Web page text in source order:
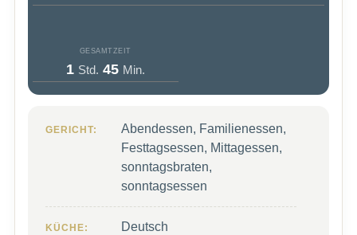
GESAMTZEIT
1 Stunde
Std. 45Minuten
Min.
GERICHT:
Abendessen, Familienessen,
Festtagsessen, Mittagessen,
sonntagsbraten,
sonntagsessen
KÜCHE: Deutsch